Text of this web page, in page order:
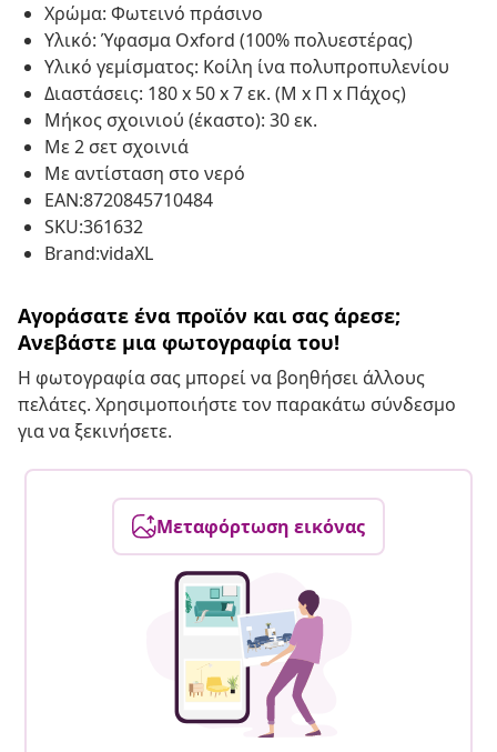
Χρώμα: Φωτεινό πράσινο
Υλικό: Ύφασμα Oxford (100% πολυεστέρας)
Υλικό γεμίσματος: Κοίλη ίνα πολυπροπυλενίου
Διαστάσεις: 180 x 50 x 7 εκ. (Μ x Π x Πάχος)
Μήκος σχοινιού (έκαστο): 30 εκ.
Με 2 σετ σχοινιά
Με αντίσταση στο νερό
EAN:8720845710484
SKU:361632
Brand:vidaXL
Αγοράσατε ένα προϊόν και σας άρεσε;
Ανεβάστε μια φωτογραφία του!
Η φωτογραφία σας μπορεί να βοηθήσει άλλους
πελάτες. Χρησιμοποιήστε τον παρακάτω σύνδεσμο
για να ξεκινήσετε.
Μεταφόρτωση εικόνας